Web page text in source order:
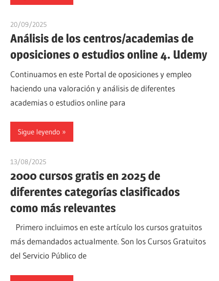
20/09/2025
Análisis de los centros/academias de
oposiciones o estudios online 4. Udemy
Continuamos en este Portal de oposiciones y empleo
haciendo una valoración y análisis de diferentes
academias o estudios online para
Sigue leyendo
13/08/2025
2000 cursos gratis en 2025 de
diferentes categorías clasificados
como más relevantes
Primero incluimos en este artículo los cursos gratuitos
más demandados actualmente. Son los Cursos Gratuitos
del Servicio Público de